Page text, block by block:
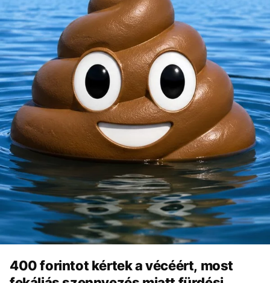
400 forintot kértek a vécéért, most